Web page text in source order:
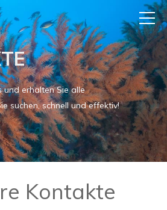
und erhalten Sie alle
suchen, schnell und effektiv!
Kontakte